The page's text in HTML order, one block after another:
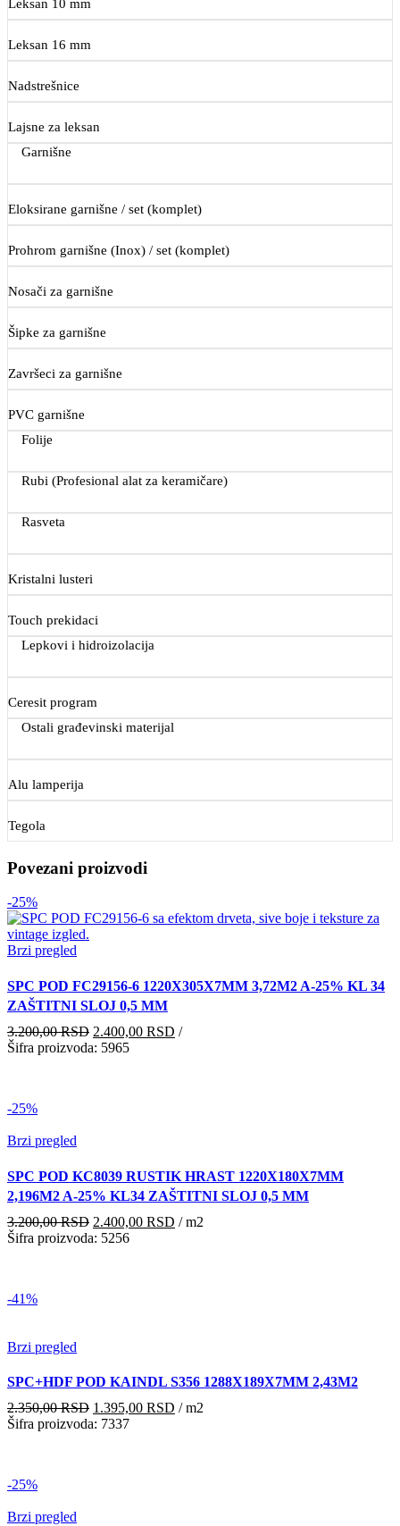
Leksan 10 mm
Leksan 16 mm
Nadstrešnice
Lajsne za leksan
Garnišne
Eloksirane garnišne / set (komplet)
Prohrom garnišne (Inox) / set (komplet)
Nosači za garnišne
Šipke za garnišne
Završeci za garnišne
PVC garnišne
Folije
Rubi (Profesional alat za keramičare)
Rasveta
Kristalni lusteri
Touch prekidaci
Lepkovi i hidroizolacija
Ceresit program
Ostali građevinski materijal
Alu lamperija
Tegola
Povezani proizvodi
-25%
Brzi pregled
SPC POD FC29156-6 1220X305X7MM 3,72M2 A-25% KL 34
ZAŠTITNI SLOJ 0,5 MM
3.200,00RSD Originalna
cena
2.400,00 RSD Trenutna
/
Šifra proizvoda: 5965
-25%
Brzi pregled
SPC POD KC8039 RUSTIK HRAST 1220X180X7MM
2,196M2 A-25% KL34 ZAŠTITNI SLOJ 0,5 MM
3.200,00RSD Originalna
cena
2.400,00 RSD Trenutna
/ m2
Šifra proizvoda: 5256
-41%
Brzi pregled
SPC+HDF POD KAINDL S356 1288X189X7MM 2,43M2
2.350,00RSD Originalna
cena
1.395,00 RSD Trenutna
/ m2
Šifra proizvoda: 7337
-25%
Brzi pregled